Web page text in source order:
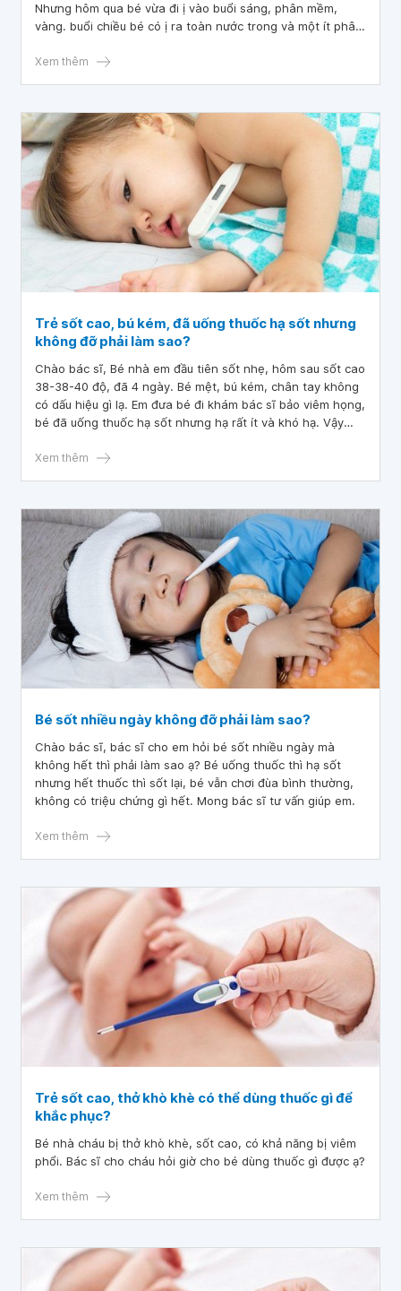
Nhưng hôm qua bé vừa đi ị vào buổi sáng, phân mềm,
vàng. buổi chiều bé có ị ra toàn nước trong và một ít phân
đờm khò khè. ( lúc ngủ bé cứ lắc đầu qua lại liên tục). Sáng
nhỏ và dán miếng dán hạ sốt. Thì bé giảm xuống khi thì
37,8 khi lại lên 38 độ ( cháu đo ở hậu môn). Vậy bác sĩ cho
cháu hỏi bé nhà cháu bị ốm sao vậy ạ
Xem thêm
Trẻ sốt cao, bú kém, đã uống thuốc hạ sốt nhưng
không đỡ phải làm sao?
Chào bác sĩ, Bé nhà em đầu tiên sốt nhẹ, hôm sau sốt cao
38-38-40 độ, đã 4 ngày. Bé mệt, bú kém, chân tay không
có dấu hiệu gì lạ. Em đưa bé đi khám bác sĩ bảo viêm họng,
bé đã uống thuốc hạ sốt nhưng hạ rất ít và khó hạ. Vậy
sốt nhưng không đỡ phải làm sao?
Xem thêm
Bé sốt nhiều ngày không đỡ phải làm sao?
Chào bác sĩ, bác sĩ cho em hỏi bé sốt nhiều ngày mà
không hết thì phải làm sao ạ? Bé uống thuốc thì hạ sốt
nhưng hết thuốc thì sốt lại, bé vẫn chơi đùa bình thường,
không có triệu chứng gì hết. Mong bác sĩ tư vấn giúp em.
Xem thêm
Trẻ sốt cao, thở khò khè có thể dùng thuốc gì để
khắc phục?
Bé nhà cháu bị thở khò khè, sốt cao, có khả năng bị viêm
phổi. Bác sĩ cho cháu hỏi giờ cho bé dùng thuốc gì được ạ?
Xem thêm